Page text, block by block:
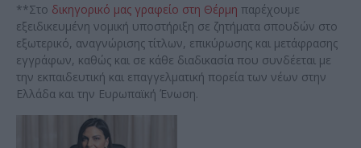
**Στο δικηγορικό μας γραφείο στη Θέρμη παρέχουμε
εξειδικευμένη νομική υποστήριξη σε ζητήματα σπουδών στο
εξωτερικό, αναγνώρισης τίτλων, επικύρωσης και μετάφρασης
εγγράφων, καθώς και σε κάθε διαδικασία που συνδέεται με
την εκπαιδευτική και επαγγελματική πορεία των νέων στην
Ελλάδα και την Ευρωπαϊκή Ένωση.